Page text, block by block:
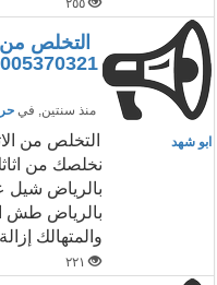
٢٥٥
التخلص
05005370321_رمي
منذ سنتين, في
ابو شهد
التخلص من
نخلصك من
بالرياض
بالرياض طش
والمتهالك
٢٢١